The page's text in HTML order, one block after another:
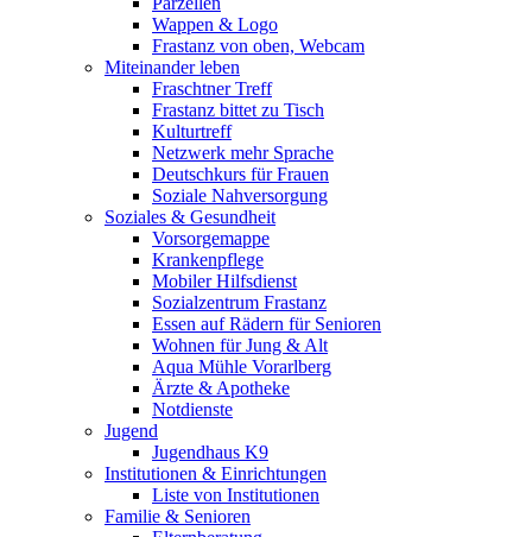
Wappen & Logo
Frastanz von oben, Webcam
Miteinander leben
Fraschtner Treff
Frastanz bittet zu Tisch
Kulturtreff
Netzwerk mehr Sprache
Deutschkurs für Frauen
Soziale Nahversorgung
Soziales & Gesundheit
Vorsorgemappe
Krankenpflege
Mobiler Hilfsdienst
Sozialzentrum Frastanz
Essen auf Rädern für Senioren
Wohnen für Jung & Alt
Aqua Mühle Vorarlberg
Ärzte & Apotheke
Notdienste
Jugend
Jugendhaus K9
Institutionen & Einrichtungen
Liste von Institutionen
Familie & Senioren